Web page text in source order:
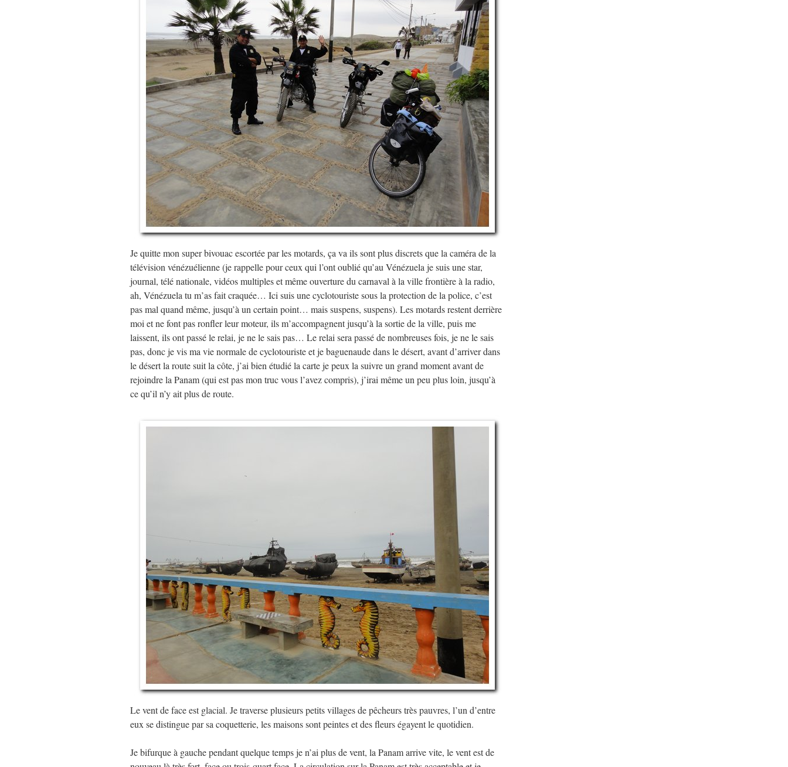
Je quitte mon super bivouac escortée par les motards, ça va ils sont plus discrets que la caméra de la
télévision vénézuélienne (je rappelle pour ceux qui l’ont oublié qu’au Vénézuela je suis une star,
journal, télé nationale, vidéos multiples et même ouverture du carnaval à la ville frontière à la radio,
ah, Vénézuela tu m’as fait craquée… Ici suis une cyclotouriste sous la protection de la police, c’est
pas mal quand même, jusqu’à un certain point… mais suspens, suspens). Les motards restent derrière
moi et ne font pas ronfler leur moteur, ils m’accompagnent jusqu’à la sortie de la ville, puis me
laissent, ils ont passé le relai, je ne le sais pas… Le relai sera passé de nombreuses fois, je ne le sais
pas, donc je vis ma vie normale de cyclotouriste et je baguenaude dans le désert, avant d’arriver dans
le désert la route suit la côte, j’ai bien étudié la carte je peux la suivre un grand moment avant de
rejoindre la Panam (qui est pas mon truc vous l’avez compris), j’irai même un peu plus loin, jusqu’à
ce qu’il n’y ait plus de route.
Le vent de face est glacial. Je traverse plusieurs petits villages de pêcheurs très pauvres, l’un d’entre
eux se distingue par sa coquetterie, les maisons sont peintes et des fleurs égayent le quotidien.
Je bifurque à gauche pendant quelque temps je n’ai plus de vent, la Panam arrive vite, le vent est de